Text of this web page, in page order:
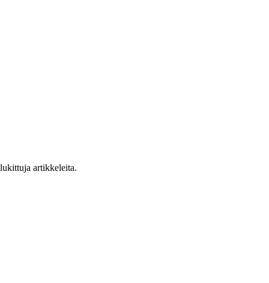
artikkeleita.